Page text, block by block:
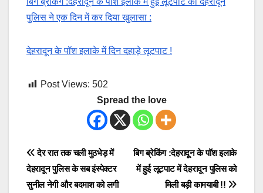
पुलिस ने एक दिन में कर दिया खुलासा :
देहरादून के पॉश इलाके में दिन दहाड़े लूटपाट !
Post Views: 502
Spread the love
Post
navigation
बिग ब्रेकिंग :देहरादून के पॉश इलाके
में हुई लूटपाट में देहरादून पुलिस को
मिली बड़ी कामयाबी !!
देर रात तक चली मुठभेड़ में
देहरादून पुलिस के सब इंस्पेक्टर
सुनील नेगी और बदमाश को लगी